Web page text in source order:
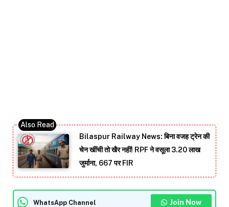
Bilaspur Railway News: बिना वजह ट्रेन की
चेन खींची तो खैर नहीं! RPF ने वसूला 3.20 लाख
जुर्माना, 667 पर FIR
WhatsApp Channel Join Now